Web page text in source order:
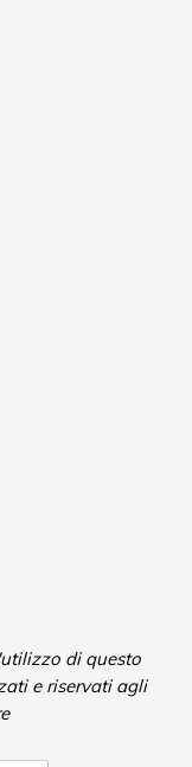
di questo
e riservati agli